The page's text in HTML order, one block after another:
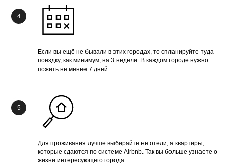
Если вы ещё не бывали в этих городах, то спланируйте туда
поездку, как минимум, на 3 недели. В каждом городе нужно
пожить не менее 7 дней
Для проживания лучше выбирайте не отели, а квартиры,
которые сдаются по системе Airbnb. Так вы больше узнаете о
жизни интересующего города